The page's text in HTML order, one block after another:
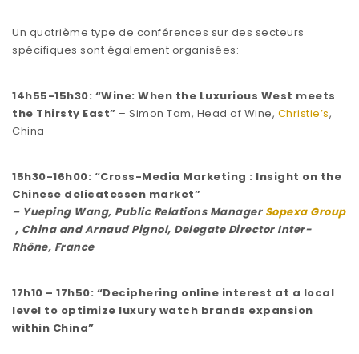
Un quatrième type de conférences sur des secteurs
spécifiques sont également organisées:
14h55-15h30: “Wine: When the Luxurious West meets
the Thirsty East” – Simon Tam, Head of Wine, Christie’s,
China
15h30-16h00: “Cross-Media Marketing : Insight on the
Chinese delicatessen market”
– Yueping Wang, Public Relations ManagerSopexa Group
, Chinaand Arnaud Pignol, Delegate Director Inter-
Rhône, France
17h10 – 17h50: “Deciphering online interest at a local
level to optimize luxury watch brands expansion
within China”